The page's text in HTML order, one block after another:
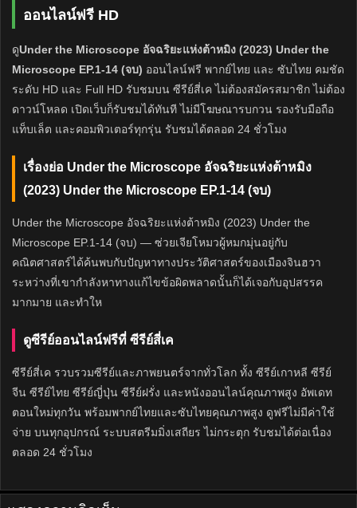
ออนไลน์ฟรี HD
ดูUnder the Microscope อัจฉริยะแห่งต้าหมิง (2023) Under the
Microscope EP.1-14 (จบ) ออนไลน์ฟรี พากย์ไทย และ ซับไทย คมชัด
ระดับ HD และ Full HD รับชมบน ซีรีย์สี่เค ไม่ต้องสมัครสมาชิก ไม่ต้อง
ดาวน์โหลด เปิดเว็บก็รับชมได้ทันที ไม่มีโฆษณารบกวน รองรับมือถือ
แท็บเล็ต และคอมพิวเตอร์ทุกรุ่น รับชมได้ตลอด 24 ชั่วโมง
เรื่องย่อ Under the Microscope อัจฉริยะแห่งต้าหมิง
(2023) Under the Microscope EP.1-14 (จบ)
Under the Microscope อัจฉริยะแห่งต้าหมิง (2023) Under the
Microscope EP.1-14 (จบ) — ซ่วยเจียโหมวผู้หมกมุ่นอยู่กับ
คณิตศาสตร์ได้ค้นพบกับปัญหาทางประวัติศาสตร์ของเมืองจินฮวา
ระหว่างที่เขากำลังหาทางแก้ไขข้อผิดพลาดนั้นก็ได้เจอกับอุปสรรค
มากมาย และทำให
ดูซีรีย์ออนไลน์ฟรีที่ ซีรีย์สี่เค
ซีรีย์สี่เค รวบรวมซีรีย์และภาพยนตร์จากทั่วโลก ทั้ง ซีรีย์เกาหลี ซีรีย์
จีน ซีรีย์ไทย ซีรีย์ญี่ปุ่น ซีรีย์ฝรั่ง และหนังออนไลน์คุณภาพสูง อัพเดท
ตอนใหม่ทุกวัน พร้อมพากย์ไทยและซับไทยคุณภาพสูง ดูฟรีไม่มีค่าใช้
จ่าย บนทุกอุปกรณ์ ระบบสตรีมมิ่งเสถียร ไม่กระตุก รับชมได้ต่อเนื่อง
ตลอด 24 ชั่วโมง